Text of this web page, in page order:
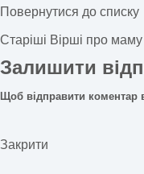
Повернутися до списку
Старіші Вірші про маму
Залишити
Щоб відправити коментар
Закрити